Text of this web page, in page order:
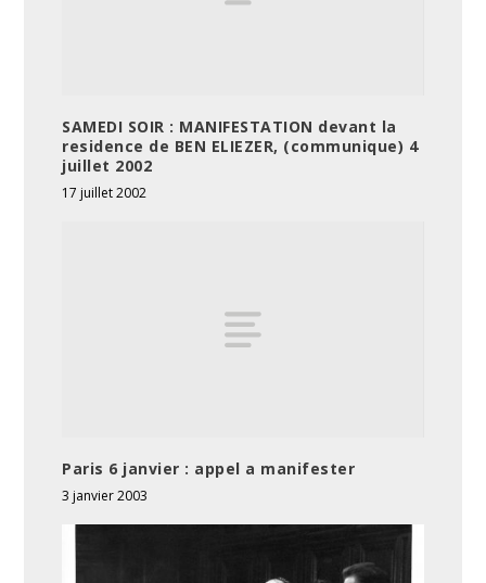
SAMEDI SOIR : MANIFESTATION devant la
residence de BEN ELIEZER, (communique) 4
juillet 2002
17 juillet 2002
Paris 6 janvier : appel a manifester
3 janvier 2003